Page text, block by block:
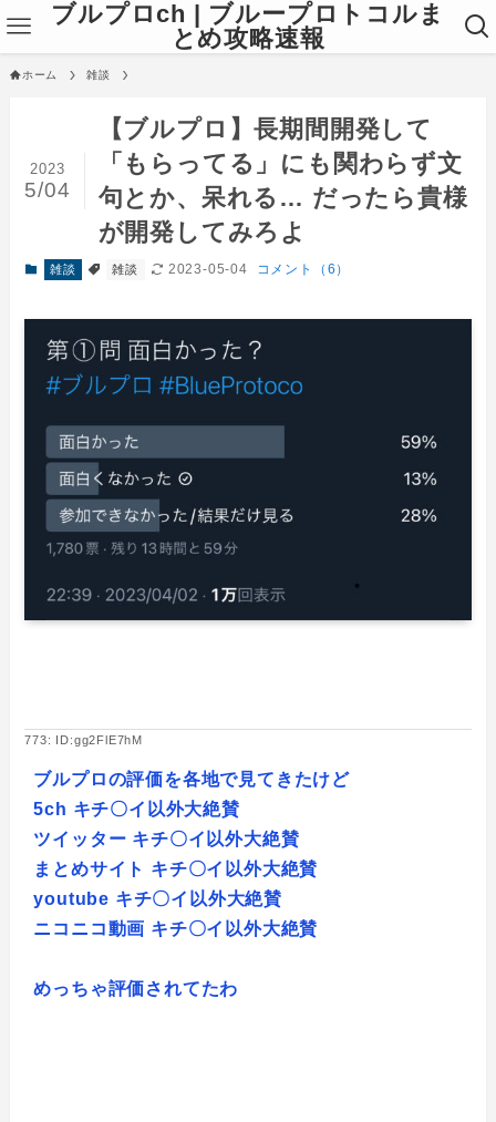
ブルプロch | ブループロトコルま
とめ攻略速報
ホーム 雑談
【ブルプロ】長期間開発して
「もらってる」にも関わらず文
句とか、呆れる… だったら貴様
が開発してみろよ
2023
5/04
雑談 雑談 2023-05-04 コメント（6）
773: ID:gg2FlE7hM
ブルプロの評価を各地で見てきたけど
5ch キチ〇イ以外大絶賛
ツイッター キチ〇イ以外大絶賛
まとめサイト キチ〇イ以外大絶賛
youtube キチ〇イ以外大絶賛
ニコニコ動画 キチ〇イ以外大絶賛
めっちゃ評価されてたわ